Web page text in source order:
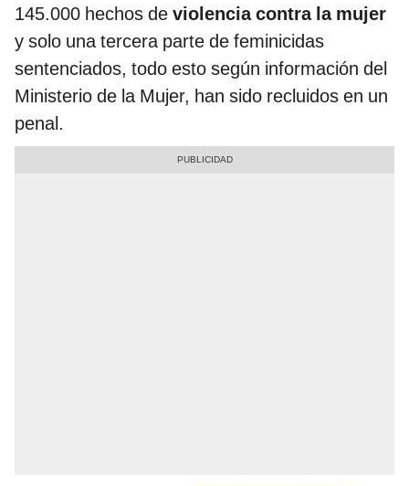
145.000 hechos de violencia contra la mujer
y solo una tercera parte de feminicidas
sentenciados, todo esto según información del
Ministerio de la Mujer, han sido recluidos en un
penal.